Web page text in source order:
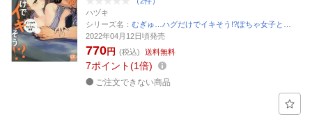
ハヅキ
シリーズ名： むぎゅ…ハグだけでイキそう!?ぽちゃ女子と…
2022年04月12日頃発売
770円 (税込) 送料無料
7ポイント 1倍
ご注文できない商品